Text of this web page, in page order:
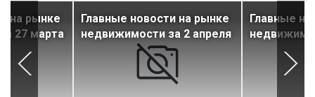
на рынке
27 марта
Главные новости на рынке
недвижимости за 2 апреля
Главные